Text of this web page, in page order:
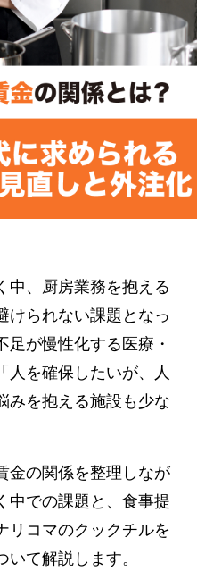
中、厨房業務を抱える
けられない課題となっ
足が慢性化する医療・
人を確保したいが、人
みを抱える施設も少な
金の関係を整理しなが
中での課題と、食事提
リコマのクックチルを
て解説します。